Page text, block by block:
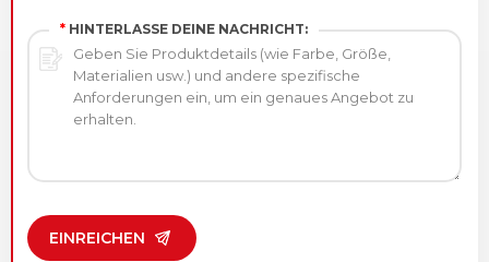
* HINTERLASSE DEINE NACHRICHT:
EINREICHEN